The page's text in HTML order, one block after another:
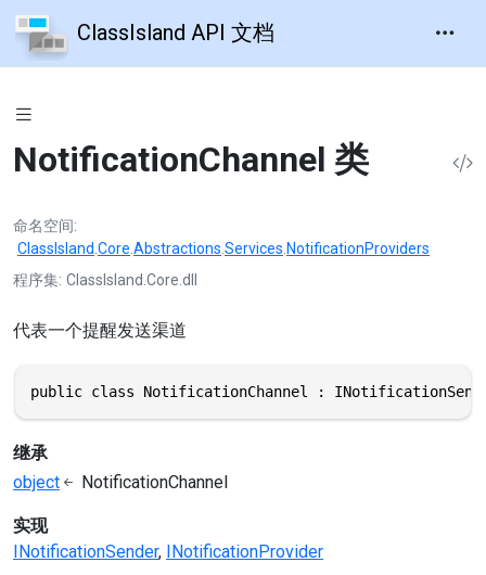
ClassIsland API 文档
NotificationChannel 类
命名空间
ClassIsland.Core.Abstractions.Services.NotificationProviders
程序集 ClassIsland.Core.dll
代表一个提醒发送渠道
public class NotificationChannel :
继承
object
NotificationChannel
实现
INotificationSender
INotificationProvider